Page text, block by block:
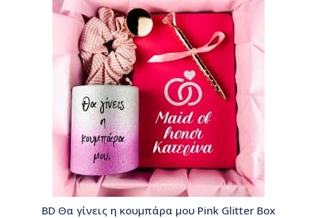
BD Θα γίνεις η κουμπάρα μου Pink Glitter Box